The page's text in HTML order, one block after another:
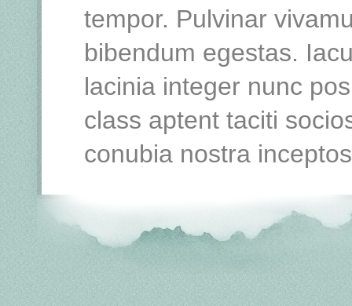
tempor. Pulvinar
bibendum egestas.
lacinia integer nunc
class aptent taciti
conubia nostra